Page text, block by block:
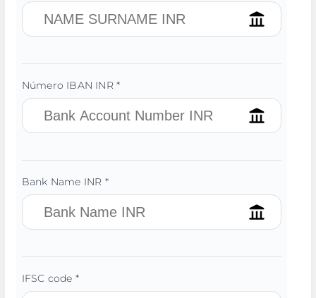
Número IBAN INR *
Bank Name INR *
IFSC code *